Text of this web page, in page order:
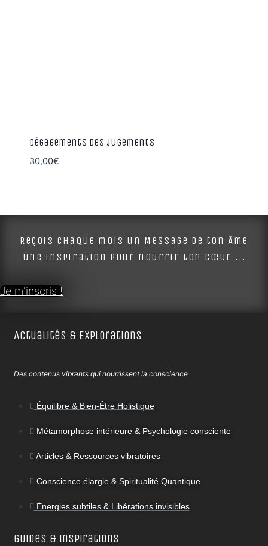
Dégagements des jugements
30,00€
Reçois chaque mois un Message de ton Âme
une inspiration pour nourrir ton cœur ...
Je m'inscris !
Actualités & Explorations
Des contenus vibrants qui nourrissent la conscience
Équilibre & Bien-Être Holistique
Métamorphose intérieure & Psychologie consciente
Articles & Ressources vibratoires
Conscience élargie & Spiritualité Quantique
Énergies subtiles & Libérations invisibles
Guides & Inspirations